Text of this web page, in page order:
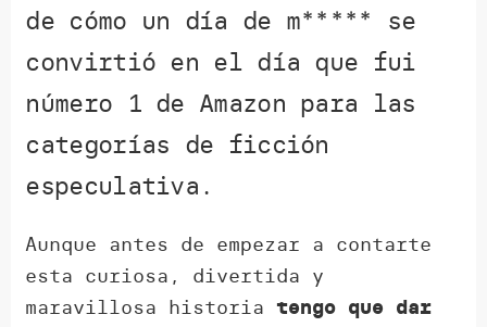
de cómo un día de m***** se
convirtió en el día que fui
número 1 de Amazon para las
categorías de ficción
especulativa.
Aunque antes de empezar a contarte
esta curiosa, divertida y
maravillosa historia tengo que dar